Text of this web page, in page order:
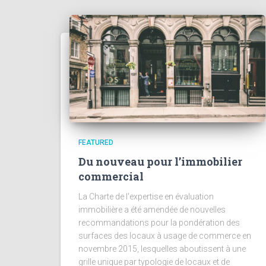
FEATURED
Du nouveau pour l’immobilier
commercial
La Charte de l'expertise en évaluation
immobilière a été amendée de nouvelles
recommandations pour la pondération des
surfaces des locaux à usage de commerce en
novembre 2015, lesquelles aboutissent à une
grille unique par typologie de locaux et de